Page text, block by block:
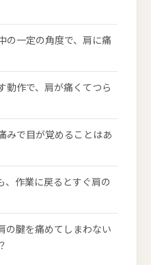
の一定の角度で、肩に痛
動作で、肩が痛くてつら
みで目が覚めることはあ
、作業に戻るとすぐ肩の
の腱を痛めてしまわない